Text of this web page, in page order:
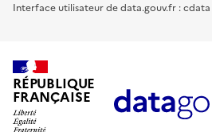
Interface utilisateur de data.gouv.fr :
RÉPUBLIQUE
FRANÇAISE